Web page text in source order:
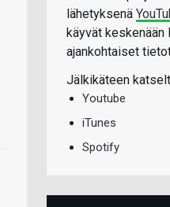
lähetyksenä
käyvät keskenään
ajankohtaiset
Jälkikäteen
Youtube
iTunes
Spotify